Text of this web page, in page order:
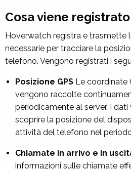
Cosa viene
Hoverwatch registra e trasmette
necessarie per tracciare la
telefono. Vengono registrati i
Posizione GPS Le coordinate
vengono raccolte
periodicamente al server. I
scoprire la posizione del
attività del telefono nel
Chiamate in arrivo e in
informazioni sulle chiamate